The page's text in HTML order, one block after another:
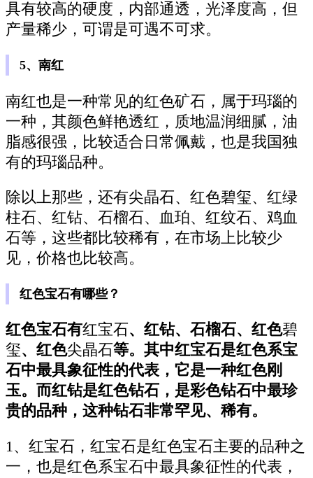
具有较高的硬度，内部通透，光泽度高，但
产量稀少，可谓是可遇不可求。
5、南红
南红也是一种常见的红色矿石，属于玛瑙的
一种，其颜色鲜艳透红，质地温润细腻，油
脂感很强，比较适合日常佩戴，也是我国独
有的玛瑙品种。
除以上那些，还有尖晶石、红色碧玺、红绿
柱石、红钻、石榴石、血珀、红纹石、鸡血
石等，这些都比较稀有，在市场上比较少
见，价格也比较高。
红色宝石有哪些？
红色宝石有红宝石 、红钻、石榴石、红色碧
玺、红色尖晶石等。其中红宝石是红色系宝
石中最具象征性的代表，它是一种红色刚
玉。而红钻是红色钻石，是彩色钻石中最珍
贵的品种，这种钻石非常罕见、稀有。
1、红宝石，红宝石是红色宝石主要的品种之
一，也是红色系宝石中最具象征性的代表，